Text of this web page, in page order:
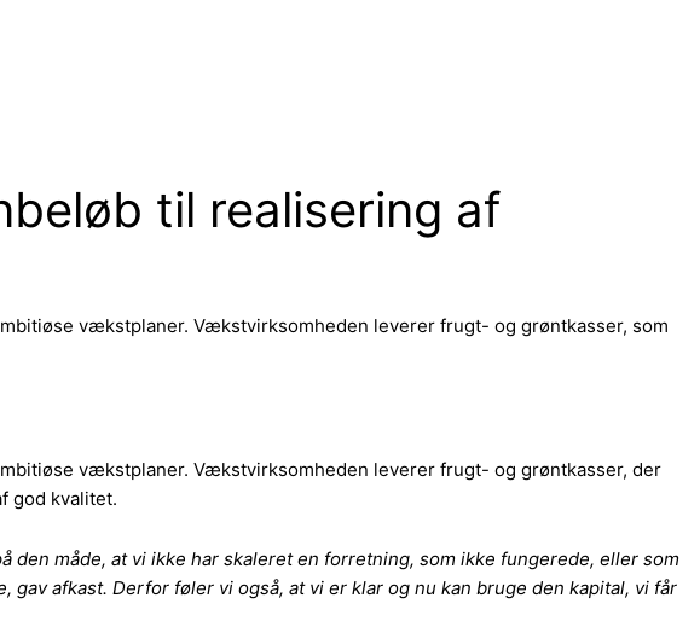
til realisering af
vækstplaner. Vækstvirksomheden leverer frugt- og grøntkasser, som
vækstplaner. Vækstvirksomheden leverer frugt- og grøntkasser, der
god kvalitet.
måde, at vi ikke har skaleret en forretning, som ikke fungerede, eller som
afkast. Derfor føler vi også, at vi er klar og nu kan bruge den kapital, vi får